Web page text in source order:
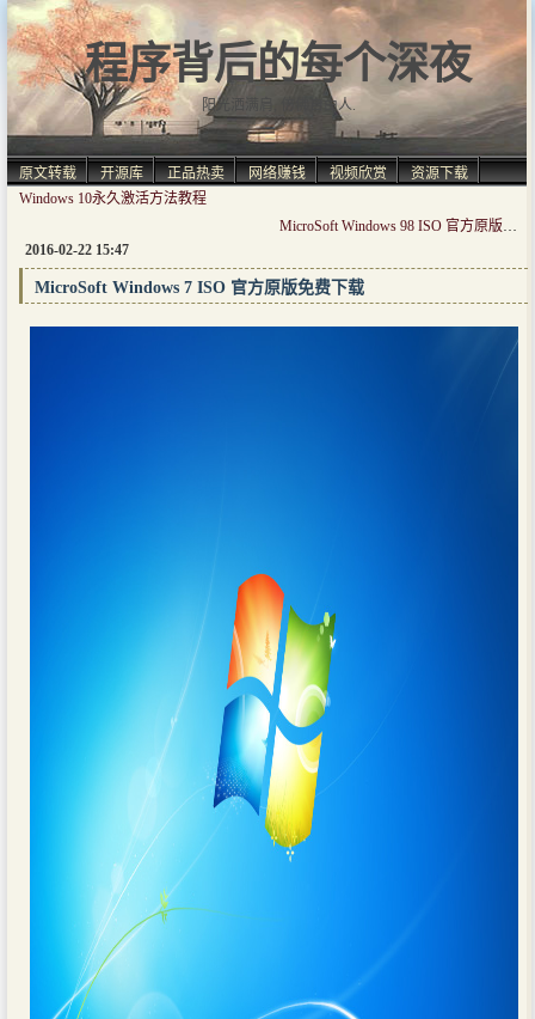
程序背后的每个深夜
阳光洒满肩, 仿佛自由人.
原文转载 开源库 正品热卖 网络赚钱 视频欣赏
资源下载
Windows 10永久激活方法教程
MicroSoft Windows 98 ISO 官方原版免费下载
2016-02-22 15:47
MicroSoft Windows 7 ISO 官方原版免费下载